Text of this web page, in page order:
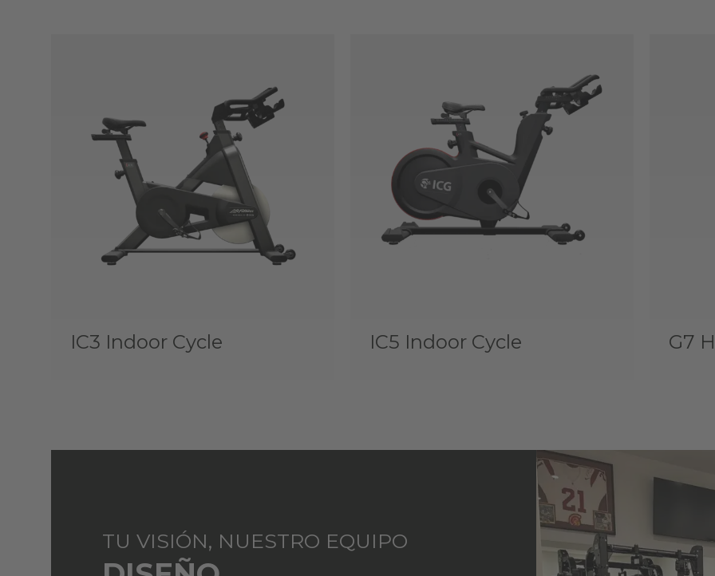
IC3 Indoor Cycle IC5 Indoor Cycle G7
TU VISIÓN, NUESTRO EQUIPO